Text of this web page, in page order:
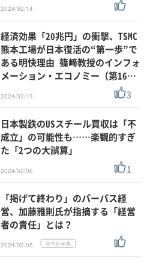
2024/02/14
経済効果「20兆円」の衝撃、TSMC
熊本工場が日本復活の“第一歩”で
ある明快理由 篠﨑教授のインフォ
メーション・エコノミー（第16…
2024/02/13 3
日本製鉄のUSスチール買収は「不
成立」の可能性も……楽観的すぎ
た「2つの大誤算」
2024/02/06 1
「掲げて終わり」のパーパス経
営、加藤雅則氏が指摘する「経営
者の責任」とは？
2024/02/05